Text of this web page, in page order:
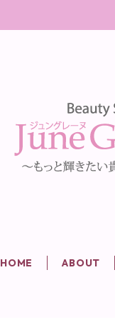
HOME ABOUT